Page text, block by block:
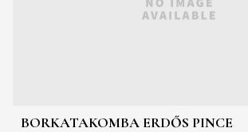
BORKATAKOMBA ERDŐS PINCE